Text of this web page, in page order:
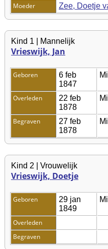
Moeder
Zee, Doetje
Kind 1 | Mannelijk
Vrieswijk, Jan
Geboren
6 feb
1847
Overleden
22 feb
1878
Begraven
27 feb
1878
Kind 2 | Vrouwelijk
Vrieswijk, Doetje
Geboren
29 jan
1849
Overleden
Begraven